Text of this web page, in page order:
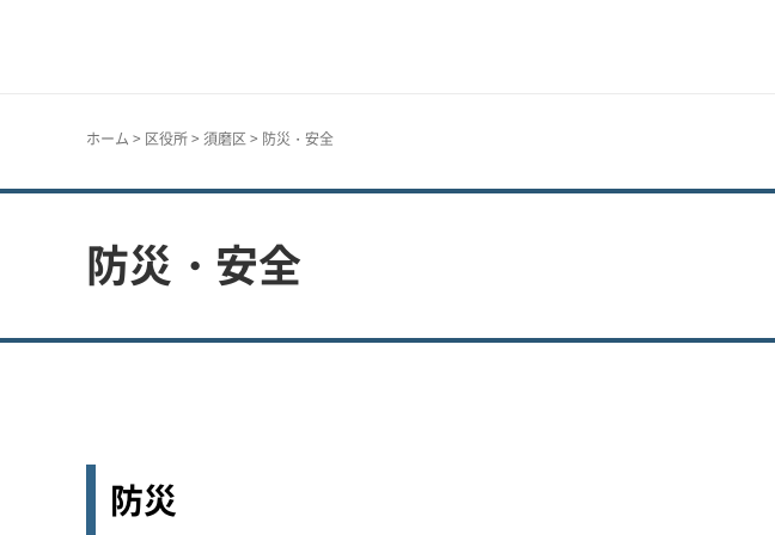
ホーム > 区役所> 須磨区> 防災・安全
防災・安全
防災